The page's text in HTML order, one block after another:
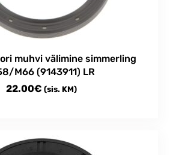
muhvi välimine simmerling
M66 (9143911) LR
22.00€ (sis. KM)